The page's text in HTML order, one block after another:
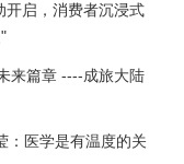
开启，消费者沉浸式
来篇章 ----成旅大陆
：医学是有温度的关